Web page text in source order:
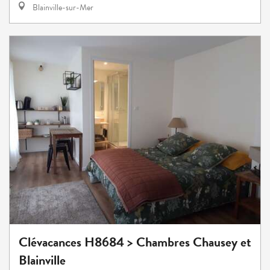
Blainville-sur-Mer
Clévacances H8684 > Chambres Chausey et
Blainville